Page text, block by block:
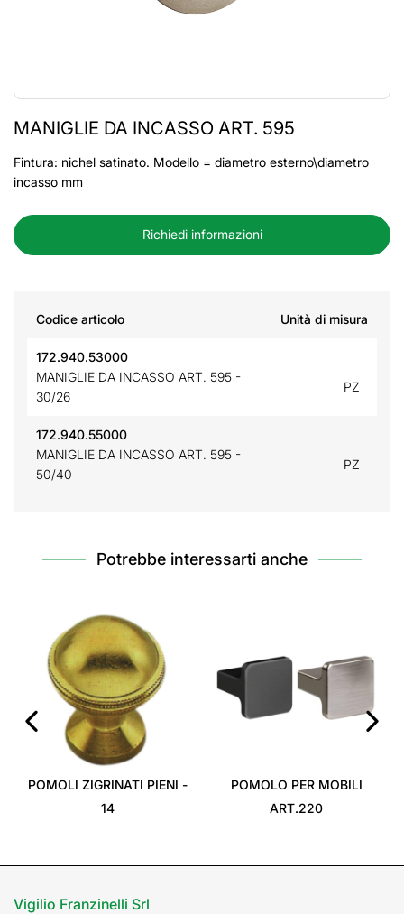
MANIGLIE DA INCASSO ART. 595
Fintura: nichel satinato. Modello = diametro esterno\diametro
incasso mm
Richiedi informazioni
Codice articolo Unità di misura
172.940.53000
MANIGLIE DA INCASSO ART. 595 -
30/26
PZ
172.940.55000
MANIGLIE DA INCASSO ART. 595 -
50/40
PZ
Potrebbe interessarti anche
POMOLI ZIGRINATI PIENI -
14
POMOLO PER MOBILI
ART.220
Vigilio Franzinelli Srl